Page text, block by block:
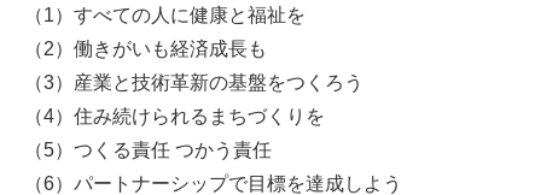
（1）すべての人に健康と福祉を
（2）働きがいも経済成長も
（3）産業と技術革新の基盤をつくろう
（4）住み続けられるまちづくりを
（5）つくる責任 つかう責任
（6）パートナーシップで目標を達成しよう